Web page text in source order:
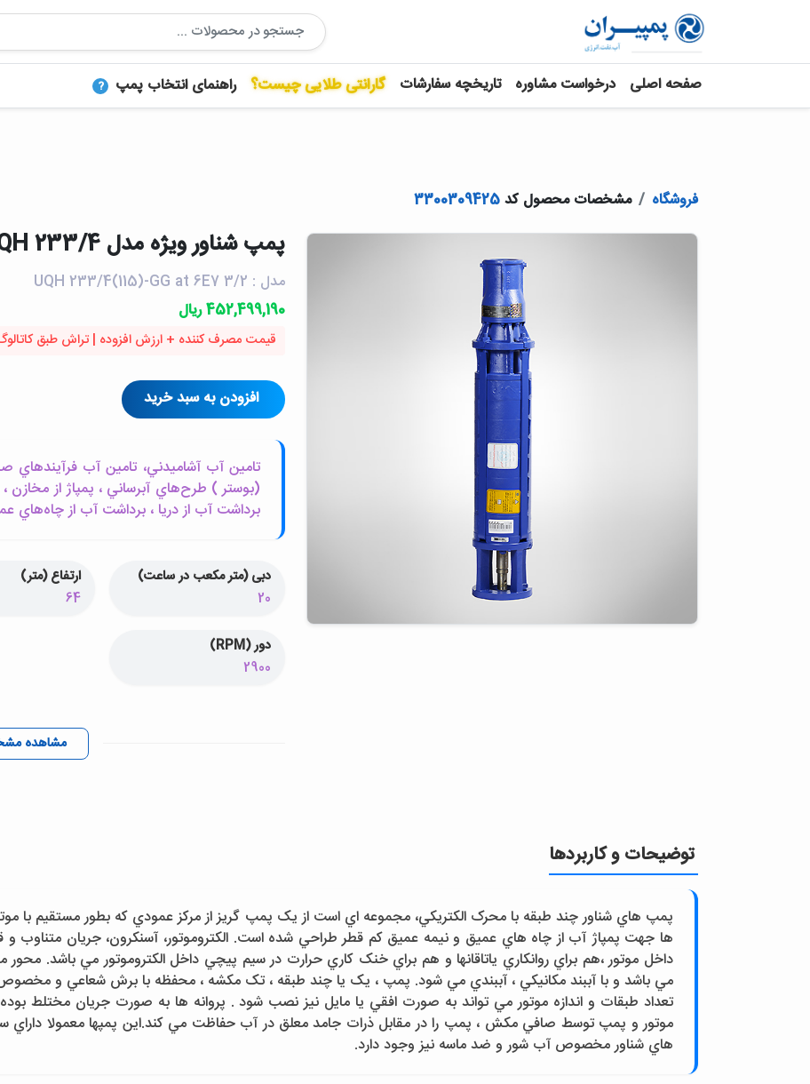
صفحه اصلی درخواست مشاوره تاریخچه سفارشات گارانتی طلایی چیست؟ راهنمای انتخاب پمپ ?
فروشگاه مشخصات محصول کد3300309425
پمپ شناور ويژه مدل UQH 233/4 | پمپیران
مدل : UQH 233/4(115)-GG at 6E7 3/2
452,499,190 ریال
قیمت مصرف کننده + ارزش افزوده | تراش طبق
افزودن به سبد خرید
تامين آب آشاميدني، تامين آب فرآيندهاي
(بوستر ) طرح‌هاي آبرساني ، پمپاژ از مخازن
برداشت آب از دريا ، برداشت آب از چاه‌هاي
دبی (متر مکعب در ساعت)
20
ارتفاع (متر)
64
دور (RPM)
2900
مشاهده
توضیحات و کاربردها
پمپ هاي شناور چند طبقه با محرک الکتريکي، مجموعه اي است از يک پمپ گريز از مرکز عمودي که بطور مستقيم با
ها جهت پمپاژ آب از چاه هاي عميق و نيمه عميق کم قطر طراحي شده است. الکتروموتور، آسنکرون، جريان
داخل موتور ،هم براي روانکاري ياتاقانها و هم براي خنک کاري حرارت در سيم پيچي داخل الکتروموتور مي باشد. محور
مي باشد و با آببند مکانيکي ، آببندي مي شود. پمپ ، يک يا چند طبقه ، تک مکشه ، محفظه با برش شعاعي و
تعداد طبقات و اندازه موتور مي تواند به صورت افقي يا مايل نيز نصب شود . پروانه ها به صورت جريان مختلط
موتور و پمپ توسط صافي مکش ، پمپ را در مقابل ذرات جامد معلق در آب حفاظت مي کند.اين پمپها معمولا داراي
هاي شناور مخصوص آب شور و ضد ماسه نيز وجود دارد.